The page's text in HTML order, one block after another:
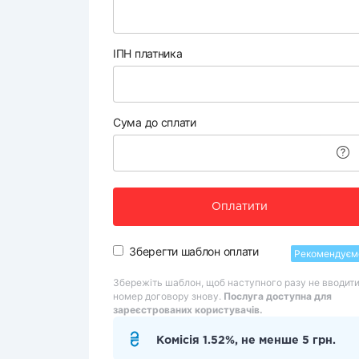
ІПН платника
Сума до сплати
Оплатити
Зберегти шаблон оплати
Збережіть шаблон, щоб наступного разу не вводити
номер договору знову. Послуга доступна для
зареєстрованих користувачів.
Комісія 1.52%, не менше 5 грн.